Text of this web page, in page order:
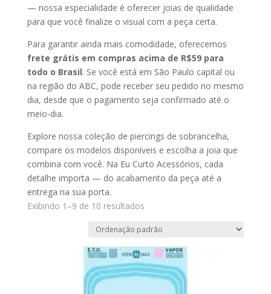
— nossa especialidade é oferecer joias de qualidade
para que você finalize o visual com a peça certa.
Para garantir ainda mais comodidade, oferecemos
frete grátis em compras acima de R$59 para
todo o Brasil. Se você está em São Paulo capital ou
na região do ABC, pode receber seu pedido no mesmo
dia, desde que o pagamento seja confirmado até o
meio-dia.
Explore nossa coleção de piercings de sobrancelha,
compare os modelos disponíveis e escolha a joia que
combina com você. Na Eu Curto Acessórios, cada
detalhe importa — do acabamento da peça até a
entrega na sua porta.
Exibindo 1–9 de 10 resultados